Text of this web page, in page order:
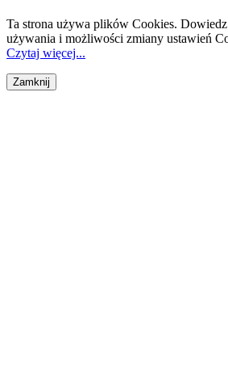
Ta strona używa plików Cookies.
używania i możliwości zmiany ustawień
Czytaj więcej...